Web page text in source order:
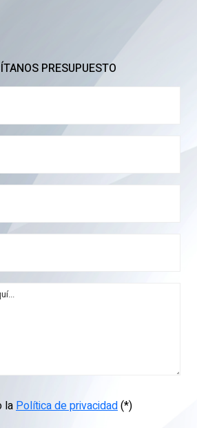
PRESUPUESTO
laPolítica de privacidad(*)